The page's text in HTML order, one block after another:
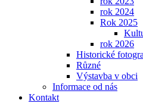
rok 2024
Rok 2025
rok 2026
Historické
Různé
Výstavba v obci
Informace od nás
Kontakt